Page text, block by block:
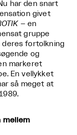
har den snart
givet
– en
gruppe
deres fortolkning
og
markeret
En vellykket
så meget at
mellem